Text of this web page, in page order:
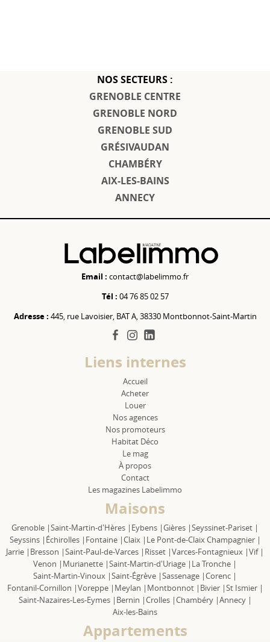
NOS SECTEURS :
GRENOBLE CENTRE
GRENOBLE NORD
GRENOBLE SUD
GRÉSIVAUDAN
CHAMBÉRY
AIX-LES-BAINS
ANNECY
Email : contact@labelimmo.fr
Tél : 04 76 85 02 57
Adresse : 445, rue Lavoisier, BAT A, 38330 Montbonnot-Saint-Martin
facebook
instagram
Liens internes
Accueil
Acheter
Louer
Nos agences
Nos promoteurs
Habitat Déco
Le mag
À propos
Contact
Les magazines Labelimmo
Maisons
Grenoble |Saint-Martin-d'Hères | Eybens |Gières |Seyssinet-Pariset |
Seyssins | Échirolles | Fontaine |Claix | Le Pont-de-Claix Champagnier |
Jarrie | Bresson |Saint-Paul-de-Varces | Risset |Varces-Fontagnieux |Vif |
Venon | Murianette |Saint-Martin-d'Uriage | La Tronche |
Saint-Martin-Vinoux |Saint-Égrève |Sassenage |Corenc |
Fontanil-Cornillon |Voreppe | Meylan | Montbonnot | Bivier |St Ismier |
Saint-Nazaires-Les-Eymes | Bernin |Crolles |Chambéry |Annecy |
Aix-les-Bains
Appartements